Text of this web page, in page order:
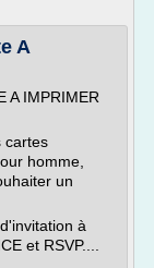
A
A IMPRIMER
cartes
homme,
un
à
et RSVP....